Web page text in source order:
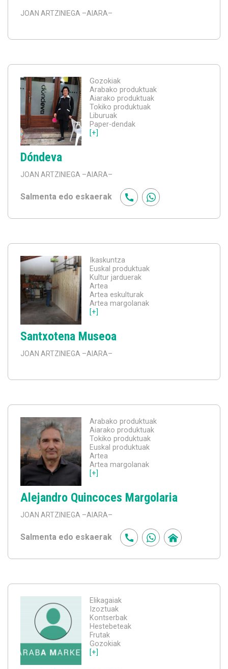
JOAN ARTZINIEGA –AIARA–
Gozokiak
Arabako produktuak
Aiarako produktuak
Tokiko produktuak
Liburuak
Paper-dendak
[+]
Dóndeva
JOAN ARTZINIEGA –AIARA–
Salmenta edo eskaerak
Ikaskuntza
Euskal produktuak
Kultur jarduerak
Artea
Artea eskulturak
Artea margolanak
[+]
Santxotena Museoa
JOAN ARTZINIEGA –AIARA–
Arabako produktuak
Aiarako produktuak
Tokiko produktuak
Euskal produktuak
Artea
Artea margolanak
[+]
Alejandro Quincoces Margolaria
JOAN ARTZINIEGA –AIARA–
Salmenta edo eskaerak
Elikagaiak
Izoztuak
Kontserbak
Hestebeteak
Frutak
Gozokiak
[+]